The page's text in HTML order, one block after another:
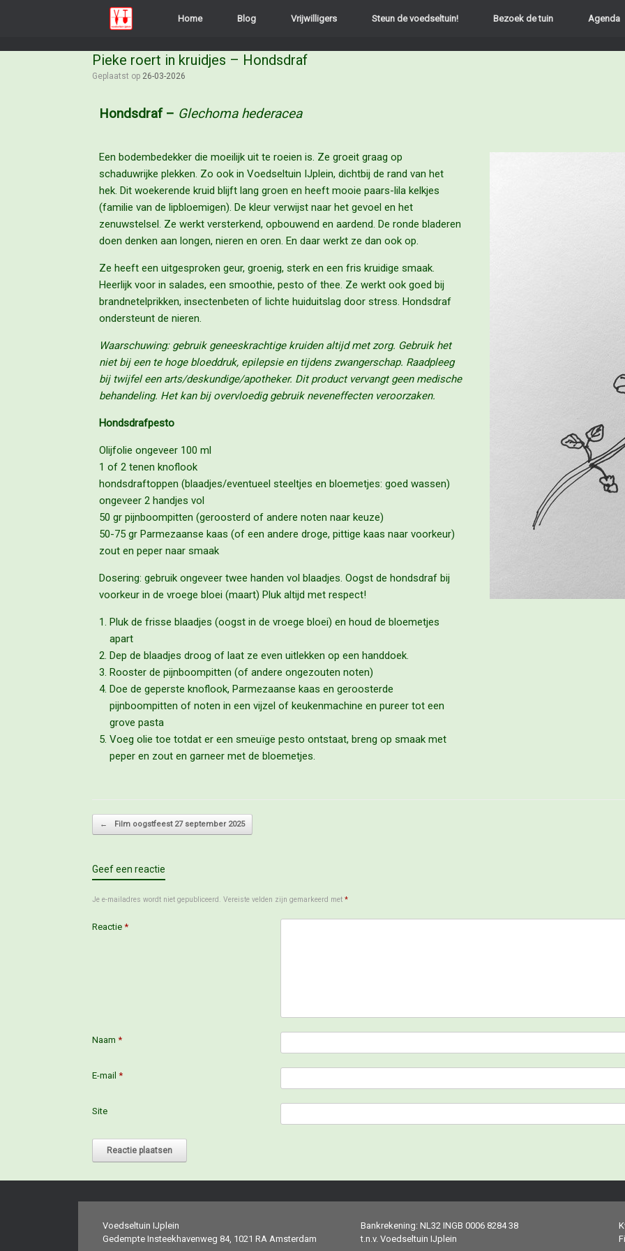
Home Blog Vrijwilligers Steun de voedseltuin! Bezoek de tuin Agenda
Pieke roert in kruidjes – Hondsdraf
Geplaatst op 26-03-2026
Hondsdraf – Glechoma hederacea
Een bodembedekker die moeilijk uit te roeien is. Ze groeit graag op
schaduwrijke plekken. Zo ook in Voedseltuin IJplein, dichtbij de rand van het
hek. Dit woekerende kruid blijft lang groen en heeft mooie paars-lila kelkjes
(familie van de lipbloemigen). De kleur verwijst naar het gevoel en het
zenuwstelsel. Ze werkt versterkend, opbouwend en aardend. De ronde bladeren
doen denken aan longen, nieren en oren. En daar werkt ze dan ook op.
Ze heeft een uitgesproken geur, groenig, sterk en een fris kruidige smaak.
Heerlijk voor in salades, een smoothie, pesto of thee. Ze werkt ook goed bij
brandnetelprikken, insectenbeten of lichte huiduitslag door stress. Hondsdraf
ondersteunt de nieren.
Waarschuwing: gebruik geneeskrachtige kruiden altijd met zorg. Gebruik het
niet bij een te hoge bloeddruk, epilepsie en tijdens zwangerschap. Raadpleeg
bij twijfel een arts/deskundige/apotheker. Dit product vervangt geen medische
behandeling. Het kan bij overvloedig gebruik neveneffecten veroorzaken.
Hondsdrafpesto
Olijfolie ongeveer 100 ml
1 of 2 tenen knoflook
hondsdraftoppen (blaadjes/eventueel steeltjes en bloemetjes: goed wassen)
ongeveer 2 handjes vol
50 gr pijnboompitten (geroosterd of andere noten naar keuze)
50-75 gr Parmezaanse kaas (of een andere droge, pittige kaas naar voorkeur)
zout en peper naar smaak
Dosering: gebruik ongeveer twee handen vol blaadjes. Oogst de hondsdraf bij
voorkeur in de vroege bloei (maart) Pluk altijd met respect!
Pluk de frisse blaadjes (oogst in de vroege bloei) en houd de bloemetjes
apart
Dep de blaadjes droog of laat ze even uitlekken op een handdoek.
Rooster de pijnboompitten (of andere ongezouten noten)
Doe de geperste knoflook, Parmezaanse kaas en geroosterde
pijnboompitten of noten in een vijzel of keukenmachine en pureer tot een
grove pasta
Voeg olie toe totdat er een smeuïge pesto ontstaat, breng op smaak met
peper en zout en garneer met de bloemetjes.
Bericht navigatie
← Film oogstfeest 27 september 2025
Geef een reactie
Je e-mailadres wordt niet gepubliceerd. Vereiste velden zijn gemarkeerd met *
Reactie *
Naam *
E-mail *
Site
Voedseltuin IJplein
Gedempte Insteekhavenweg 84, 1021 RA Amsterdam
Bankrekening: NL32 INGB 0006 8284 38
t.n.v. Voedseltuin IJplein